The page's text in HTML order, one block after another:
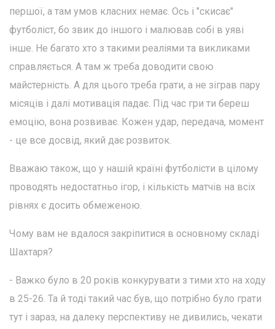
першої, а там умов класних немає. Ось і "скисає"
футболіст, бо звик до іншого і малював собі в уяві
інше. Не багато хто з такими реаліями та викликами
справляється. А там ж треба доводити свою
майстерність. А для цього треба грати, а не зіграв пару
місяців і далі мотивація падає. Під час гри ти береш
емоцію, вона розвиває. Кожен удар, передача, момент
- це все досвід, який дає розвиток.
Вважаю також, що у нашій країні футболісти в цілому
проводять недостатньо ігор, і кількість матчів на всіх
рівнях є досить обмеженою.
Чому вам не вдалося закріпитися в основному складі
Шахтаря?
- Важко було в 20 років конкурувати з тими хто на ходу
в 25-26. Та й тоді такий час був, що потрібно було грати
тут і зараз, на далеку перспективу не дивились, чекати